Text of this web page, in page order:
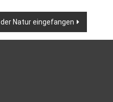
Natur eingefangen